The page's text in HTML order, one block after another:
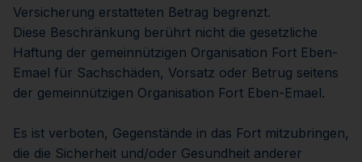
Versicherung erstatteten Betrag begrenzt.
Diese Beschränkung berührt nicht die gesetzliche
Haftung der gemeinnützigen Organisation Fort Eben-
Emael für Sachschäden, Vorsatz oder Betrug seitens
der gemeinnützigen Organisation Fort Eben-Emael.
Es ist verboten, Gegenstände in das Fort mitzubringen,
die die Sicherheit und/oder Gesundheit anderer